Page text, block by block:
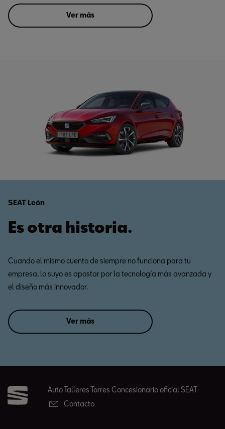
Ver más
SEAT León
Es otra historia.
Cuando el mismo cuento de siempre no funciona para tu
empresa, lo suyo es apostar por la tecnología más avanzada y
el diseño más innovador.
Ver más
Auto Talleres Torres Concesionario oficial SEAT
Contacto